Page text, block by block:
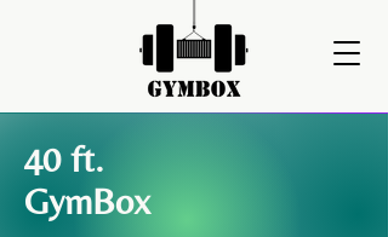
40 ft.
GymBox